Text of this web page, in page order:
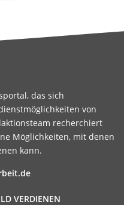
das sich
von
recherchiert
Möglichkeiten, mit denen
kann.
VERDIENEN